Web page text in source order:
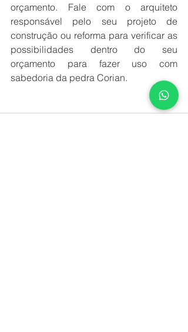
orçamento. Fale com o arquiteto
responsável pelo seu projeto de
construção ou reforma para verificar as
possibilidades dentro do seu
orçamento para fazer uso com
sabedoria da pedra Corian.